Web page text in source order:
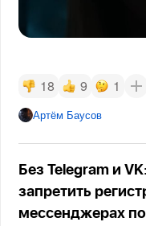
18 9 1
Артём Баусов
Без Telegram и
запретить
мессенджерах